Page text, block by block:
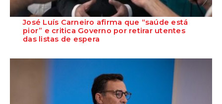
José Luís Carneiro afirma que “saúde está
pior” e critica Governo por retirar utentes
das listas de espera